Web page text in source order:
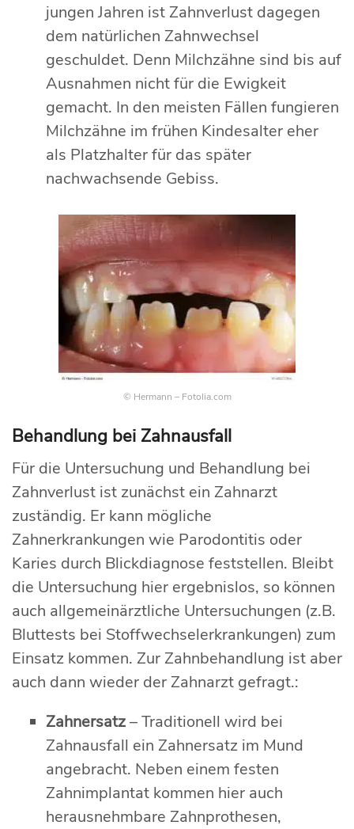
jungen Jahren ist Zahnverlust dagegen
dem natürlichen Zahnwechsel
geschuldet. Denn Milchzähne sind bis auf
Ausnahmen nicht für die Ewigkeit
gemacht. In den meisten Fällen fungieren
Milchzähne im frühen Kindesalter eher
als Platzhalter für das später
nachwachsende Gebiss.
© Hermann – Fotolia.com
Behandlung bei Zahnausfall
Für die Untersuchung und Behandlung bei
Zahnverlust ist zunächst ein Zahnarzt
zuständig. Er kann mögliche
Zahnerkrankungen wie Parodontitis oder
Karies durch Blickdiagnose feststellen. Bleibt
die Untersuchung hier ergebnislos, so können
auch allgemeinärztliche Untersuchungen (z.B.
Bluttests bei Stoffwechselerkrankungen) zum
Einsatz kommen. Zur Zahnbehandlung ist aber
auch dann wieder der Zahnarzt gefragt.:
Zahnersatz– Traditionell wird bei
Zahnausfall ein Zahnersatz im Mund
angebracht. Neben einem festen
Zahnimplantat kommen hier auch
herausnehmbare Zahnprothesen,